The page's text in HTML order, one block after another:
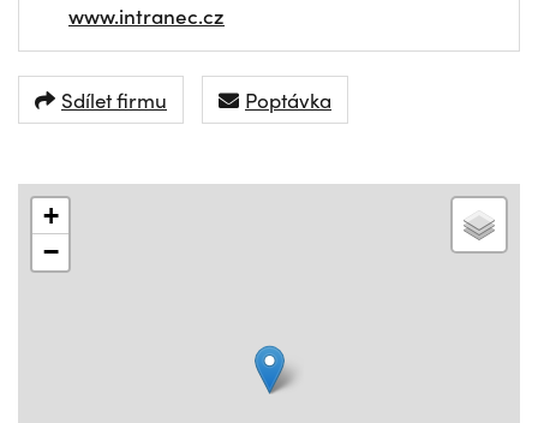
www.intranec.cz
Sdílet firmu Poptávka
+
−